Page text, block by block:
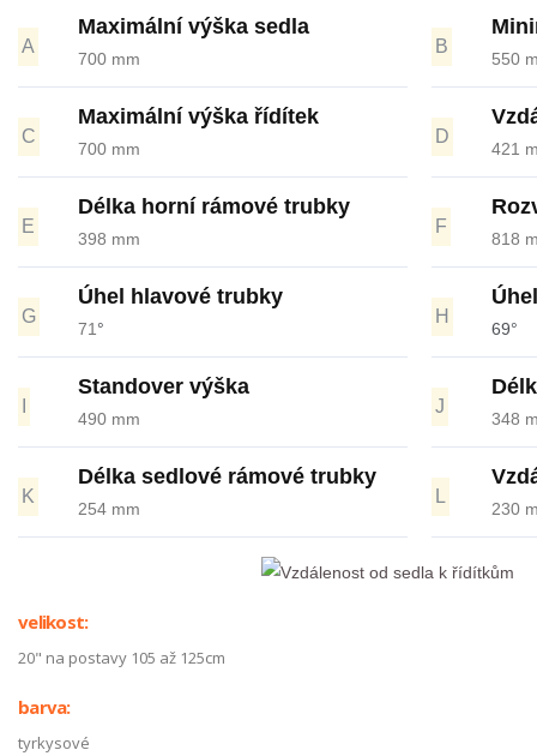
A
Maximální výška sedla
700 mm
B
550
C
Maximální výška řídítek
700 mm
D
421
E
Délka horní rámové trubky
398 mm
F
818
G
Úhel hlavové trubky
71°
H
69°
Standover výška
490 mm
J
348
K
Délka sedlové rámové trubky
254 mm
L
230
velikost:
20" na postavy 105 až 125cm
barva:
tyrkysové